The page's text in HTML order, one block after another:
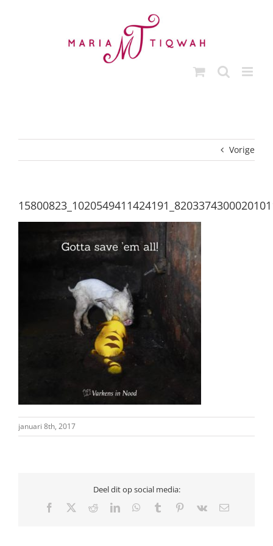
Vorige
januari 8th, 2017
Deel dit op social media:
Facebook RedditLinkedInWhatsApp
Tumblr Pinterest
Vk
E-